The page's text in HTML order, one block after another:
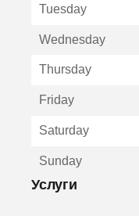
Tuesday
Wednesday
Thursday
Friday
Saturday
Sunday
Услуги